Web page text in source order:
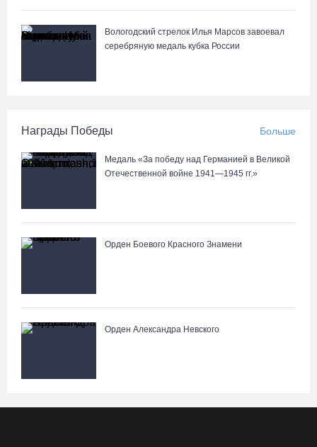
Вологодский стрелок Илья Марсов завоевал
серебряную медаль кубка России
Награды Победы Больше
Медаль «За победу над Германией в Великой
Отечественной войне 1941—1945 гг.»
Орден Боевого Красного Знамени
Орден Александра Невского